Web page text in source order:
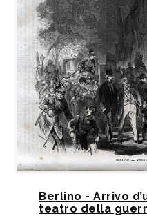
Berlino - Arrivo
teatro della